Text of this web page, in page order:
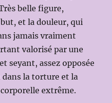
belle figure,
et la douleur, qui
jamais vraiment
valorisé par une
seyant, assez opposée
la torture et la
extrême.